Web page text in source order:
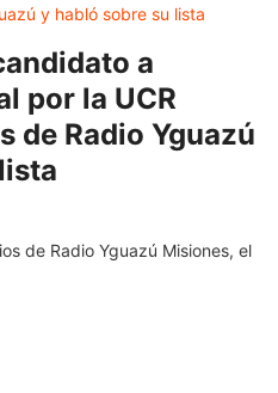
a
por la UCR
de Radio Yguazú
de Radio Yguazú Misiones, el